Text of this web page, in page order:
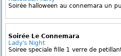
Soirée halloween au connemara un
Soirée Le Connemara
Lady's Night
Soiree speciale fille 1 verre de